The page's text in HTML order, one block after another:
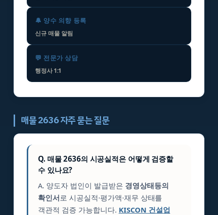
🔔 양수 의향 등록
신규 매물 알림
💬 전문가 상담
행정사 1:1
매물 2636 자주 묻는 질문
Q. 매물 2636의 시공실적은 어떻게 검증할
수 있나요?
A. 양도자 법인이 발급받은 경영상태등의
확인서로 시공실적·평가액·재무 상태를
객관적 검증 가능합니다. KISCON 건설업